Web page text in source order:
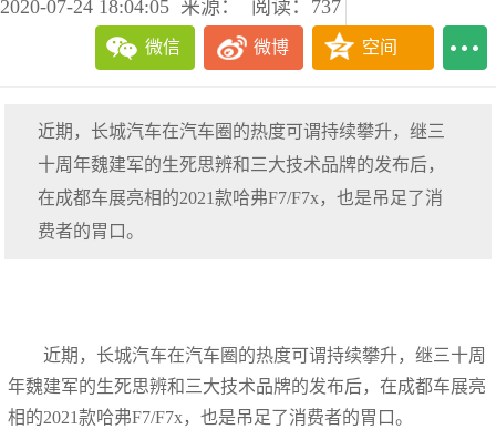
2020-07-24 18:04:05 来源： 阅读：737
微信 微博 空间
近期，长城汽车在汽车圈的热度可谓持续攀升，继三
十周年魏建军的生死思辨和三大技术品牌的发布后，
在成都车展亮相的2021款哈弗F7/F7x，也是吊足了消
费者的胃口。
近期，长城汽车在汽车圈的热度可谓持续攀升，继三十周
年魏建军的生死思辨和三大技术品牌的发布后，在成都车展亮
相的2021款哈弗F7/F7x，也是吊足了消费者的胃口。